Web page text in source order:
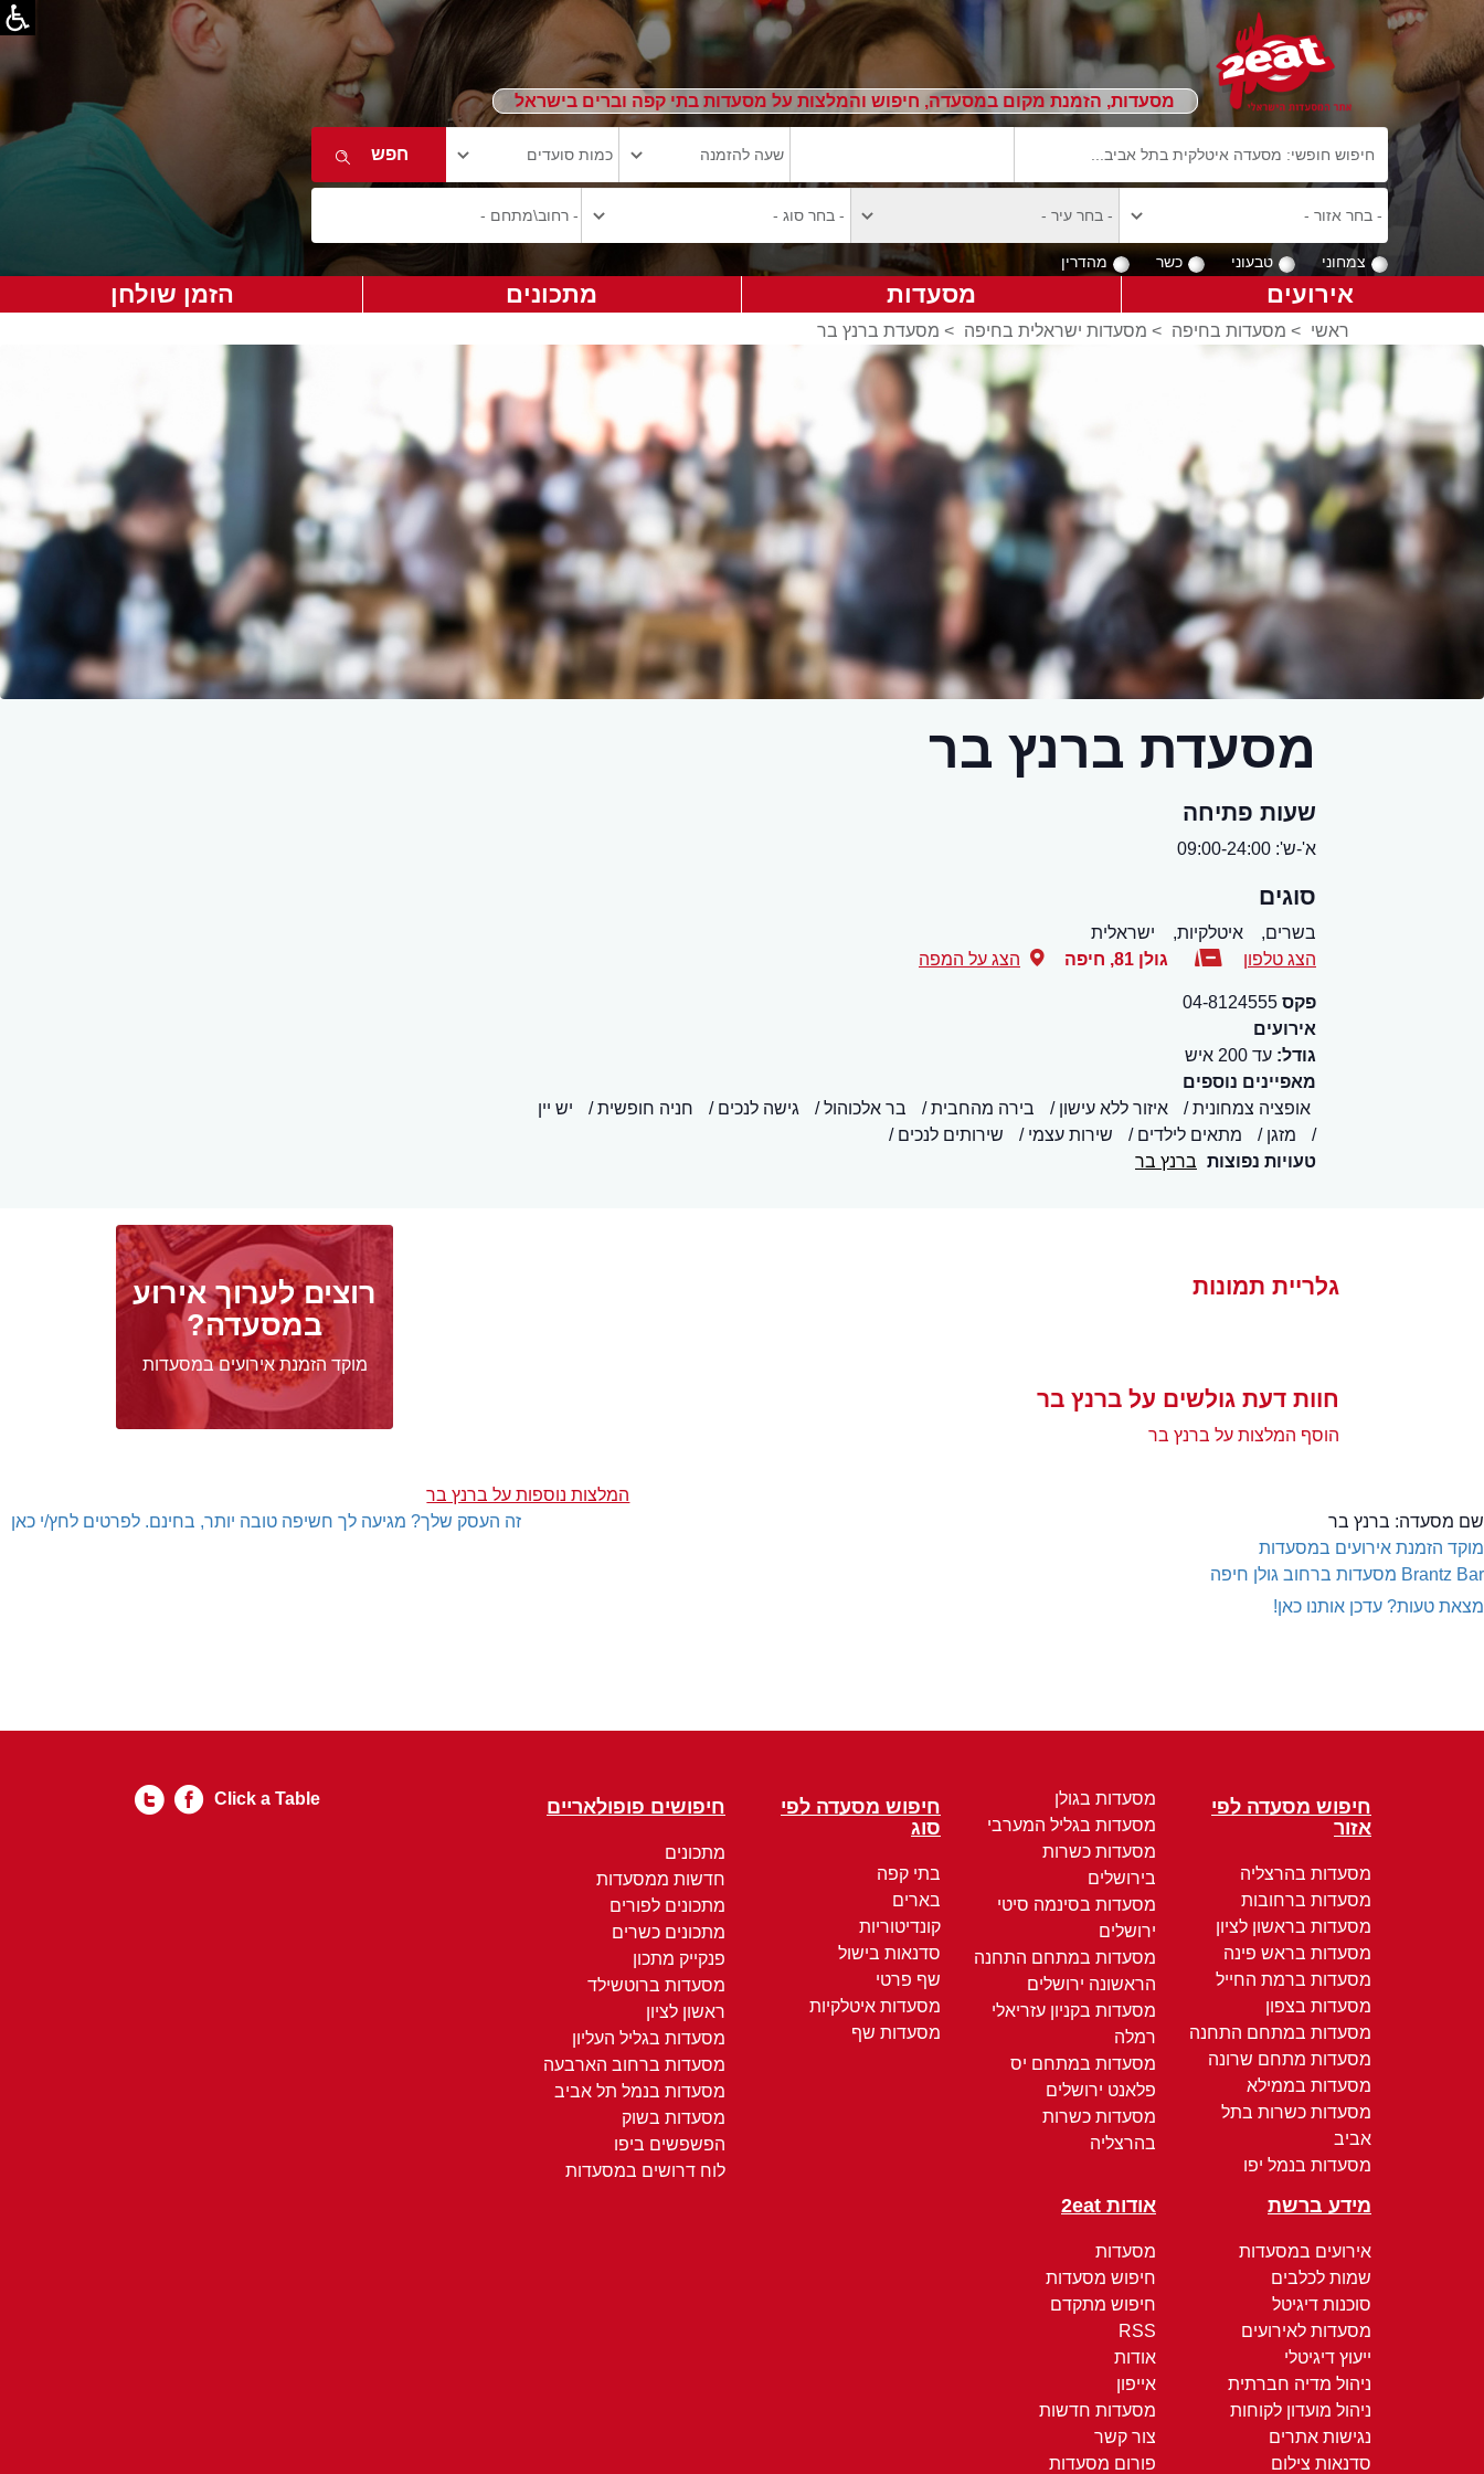
מסעדות, הזמנת מקום במסעדה, חיפוש והמלצות על מסעדות בתי קפה וברים בישראל
צמחוני טבעוני כשר מהדרין
אירועים מסעדות מתכונים הזמן שולחן
ראשי > מסעדות בחיפה > מסעדות ישראלית בחיפה > מסעדת ברנץ בר
מסעדת ברנץ בר
שעות פתיחה
א'-ש': 09:00-24:00
סוגים
בשרים, איטלקיות,
ישראלית
הצג טלפון
גולן 81 , חיפה הצג על המפה
פקס 04-8124555
אירועים
גודל: עד 200 איש
מאפיינים נוספים
אופציה צמחונית
איזור ללא עישון בירה מהחבית בר אלכוהול גישה לנכים חניה חופשית
יש יין
מזגן
מתאים לילדים שירות עצמי
שירותים לנכים
טעויות נפוצות ברנץ בר
גלריית תמונות
חוות דעת גולשים על ברנץ בר
הוסף המלצות על ברנץ בר
המלצות נוספות על ברנץ בר
רוצים לערוך אירוע
במסעדה?
מוקד הזמנת אירועים במסעדות
זה העסק שלך? מגיעה לך חשיפה טובה יותר, בחינם. לפרטים לחץ/י כאן שם מסעדה: ברנץ בר
מוקד הזמנת אירועים במסעדות
Brantz Bar מסעדות ברחוב גולן חיפה
מצאת טעות? עדכן אותנו כאן!
חיפוש מסעדה לפי
אזור
מסעדות בהרצליה
מסעדות ברחובות
מסעדות בראשון לציון
מסעדות בראש פינה
מסעדות ברמת החייל
מסעדות בצפון
מסעדות במתחם התחנה
מסעדות מתחם שרונה
מסעדות בממילא
מסעדות כשרות בתל
אביב
מסעדות בנמל יפו
מסעדות בגולן
מסעדות בגליל המערבי
מסעדות כשרות
בירושלים
מסעדות בסינמה סיטי
ירושלים
מסעדות במתחם התחנה
הראשונה ירושלים
מסעדות בקניון עזריאלי
רמלה
מסעדות במתחם יס
פלאנט ירושלים
מסעדות כשרות
בהרצליה
חיפוש מסעדה לפי
סוג
בתי קפה
בארים
קונדיטוריות
סדנאות בישול
שף פרטי
מסעדות איטלקיות
מסעדות שף
חיפושים פופולאריים
מתכונים
חדשות ממסעדות
מתכונים לפורים
מתכונים כשרים
פנקייק מתכון
מסעדות ברוטשילד
ראשון לציון
מסעדות בגליל העליון
מסעדות ברחוב הארבעה
מסעדות בנמל תל אביב
מסעדות בשוק
הפשפשים ביפו
לוח דרושים במסעדות
מידע ברשת
אירועים במסעדות
שמות לכלבים
סוכנות דיגיטל
מסעדות לאירועים
ייעוץ דיגיטלי
ניהול מדיה חברתית
ניהול מועדון לקוחות
נגישות אתרים
סדנאות צילום
אודות 2eat
מסעדות
חיפוש מסעדות
חיפוש מתקדם
RSS
אודות
אייפון
מסעדות חדשות
צור קשר
פורום מסעדות
Click a Table